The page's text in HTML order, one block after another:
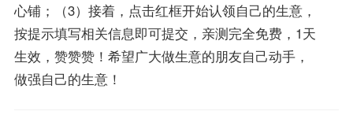
心铺；（3）接着，点击红框开始认领自己的生意，
按提示填写相关信息即可提交，亲测完全免费，1天
生效，赞赞赞！希望广大做生意的朋友自己动手，
做强自己的生意！